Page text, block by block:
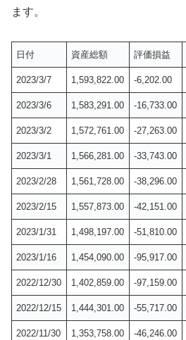
ます。
日付 資産総額 評価損益
2023/3/7 1,593,822.00 -6,202.00
2023/3/6 1,583,291.00 -16,733.00
2023/3/2 1,572,761.00 -27,263.00
2023/3/1 1,566,281.00 -33,743.00
2023/2/28 1,561,728.00 -38,296.00
2023/2/15 1,557,873.00 -42,151.00
2023/1/31 1,498,197.00 -51,810.00
2023/1/16 1,454,090.00 -95,917.00
2022/12/30 1,402,859.00 -97,159.00
2022/12/15 1,444,301.00 -55,717.00
2022/11/30 1,353,758.00 -46,246.00